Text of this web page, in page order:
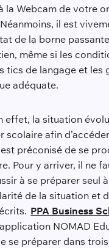
Webcam de votre
il est
de la borne
même si les
tics de langage et les
adéquate.
effet, la situation
afin
préconisé de se
Pour y arriver, il ne
à se préparer seul
de la situation et
PPA Business
NOMAD
se préparer dans